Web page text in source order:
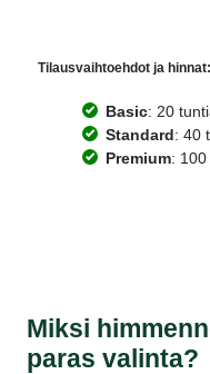
Tilausvaihtoehdot ja hinnat:
Basic: 20
Standard: 40
Premium:
Miksi
paras valinta?